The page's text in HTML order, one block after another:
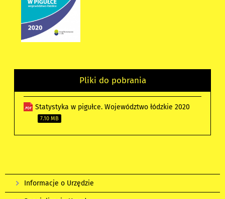
Pliki do pobrania
Statystyka w pigułce. Województwo łódzkie 2020
7.10 MB
Informacje o Urzędzie